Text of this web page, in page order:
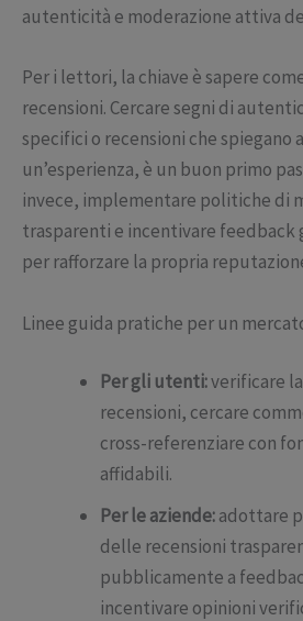
autenticità e moderazione attiva
Per i lettori, la chiave è sapere
recensioni. Cercare segni di
specifici o recensioni che
un’esperienza, è un buon primo
invece, implementare politiche di
trasparenti e incentivare feedback
per rafforzare la propria
Linee guida pratiche per un
Per gli utenti:verificare
recensioni, cercare
cross-referenziare con
affidabili.
Per le aziende:adottare
delle recensioni
pubblicamente a
incentivare opinioni